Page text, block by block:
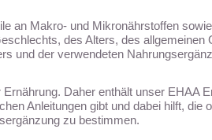
an Makro- und Mikronährstoffen
des Alters, des allgemeinen
und der verwendeten
Daher enthält unser EHAA
Anleitungen gibt und dabei hilft, die
zu bestimmen.